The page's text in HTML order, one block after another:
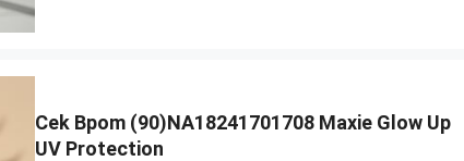
Cek Bpom (90)NA18241701708 Maxie Glow Up
UV Protection